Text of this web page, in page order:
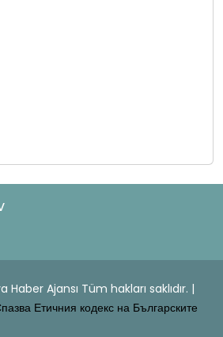
Ajansı Tüm hakları saklıdır. |
Етичния кодекс на Българските